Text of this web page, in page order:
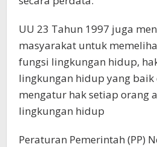
UU 23 Tahun 1997 juga
masyarakat untuk
fungsi lingkungan hidup,
lingkungan hidup yang baik
mengatur hak setiap orang
lingkungan hidup
Peraturan Pemerintah (PP)